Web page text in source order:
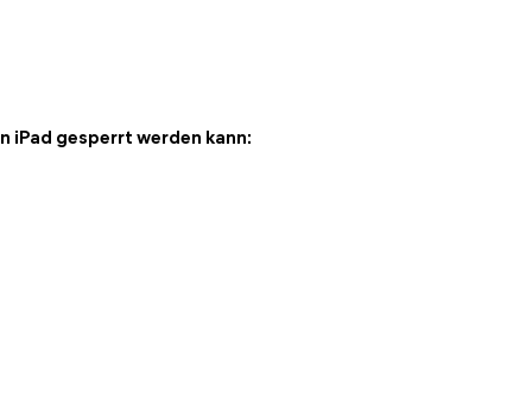
iPad gesperrt werden kann: